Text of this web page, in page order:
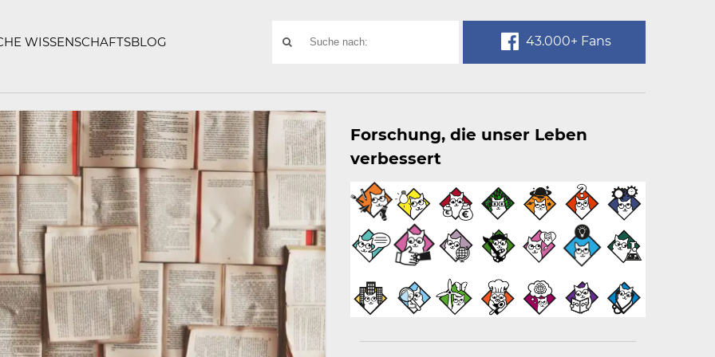
WISSENSCHAFTSBLOG
SUCHE
43.000+ Fans
Forschung, die unser Leben
verbessert